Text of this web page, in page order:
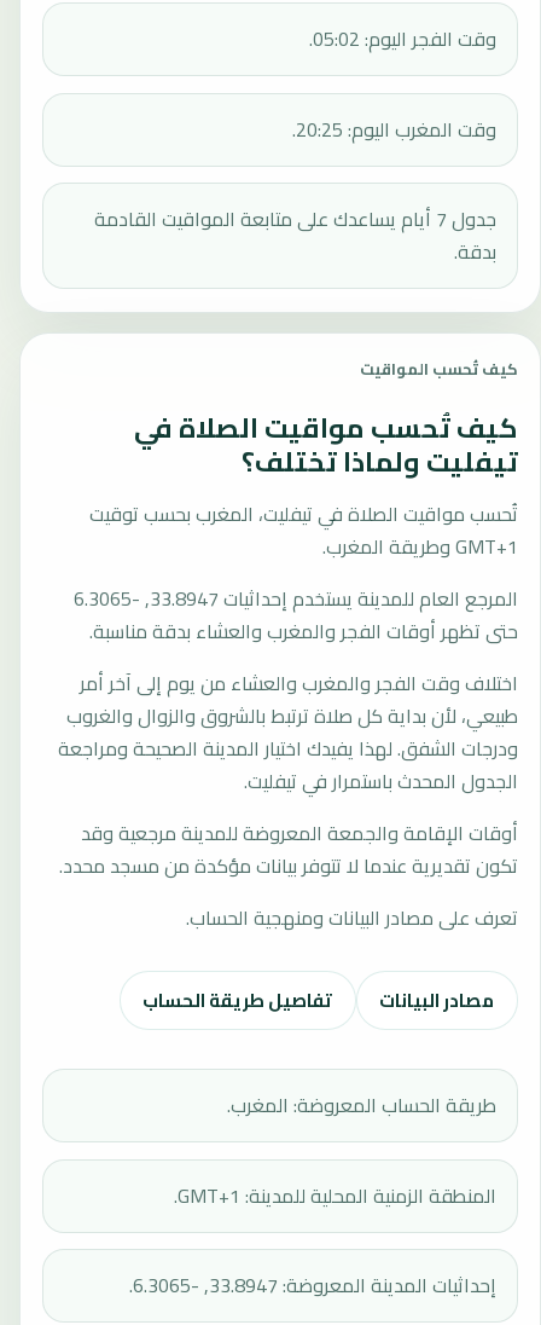
وقت الفجر اليوم: 05:02.
وقت المغرب اليوم: 20:25.
جدول 7 أيام يساعدك على متابعة المواقيت القادمة
بدقة.
كيف تُحسب المواقيت
كيف تُحسب مواقيت الصلاة في
تيفليت ولماذا تختلف؟
تُحسب مواقيت الصلاة في تيفليت، المغرب بحسب توقيت
GMT+1 وطريقة المغرب.
المرجع العام للمدينة يستخدم إحداثيات 33.8947, -6.3065
حتى تظهر أوقات الفجر والمغرب والعشاء بدقة مناسبة.
اختلاف وقت الفجر والمغرب والعشاء من يوم إلى آخر أمر
طبيعي، لأن بداية كل صلاة ترتبط بالشروق والزوال والغروب
ودرجات الشفق. لهذا يفيدك اختيار المدينة الصحيحة ومراجعة
الجدول المحدث باستمرار في تيفليت.
أوقات الإقامة والجمعة المعروضة للمدينة مرجعية وقد
تكون تقديرية عندما لا تتوفر بيانات مؤكدة من مسجد محدد.
تعرف على مصادر البيانات ومنهجية الحساب.
مصادر البيانات تفاصيل طريقة الحساب
طريقة الحساب المعروضة: المغرب.
المنطقة الزمنية المحلية للمدينة: GMT+1.
إحداثيات المدينة المعروضة: 33.8947, -6.3065.